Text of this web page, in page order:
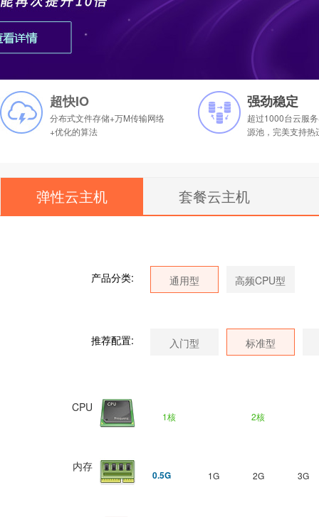
超快IO
分布式文件存储+万M传输网络
+优化的算法
强劲稳定
超过1000台云服
源池，完美支持热
弹性云主机 套餐云主机
产品分类:
推荐配置:
CPU
1核 2核
内存
0.5G 1G 2G 3G